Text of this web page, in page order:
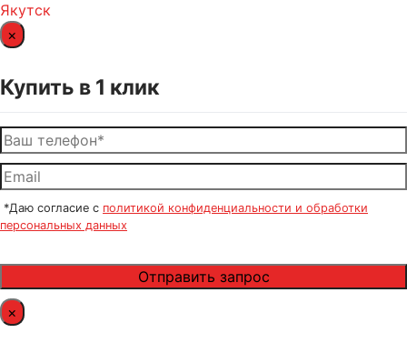
Якутск
×
Купить в 1 клик
*Даю согласие с политикой конфиденциальности и обработки
персональных данных
×